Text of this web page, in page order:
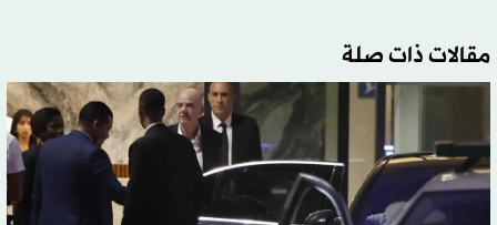
مقالات ذات صلة